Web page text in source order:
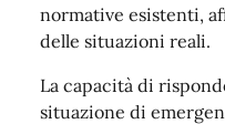
normative esistenti,
delle situazioni reali.
La capacità di
situazione di